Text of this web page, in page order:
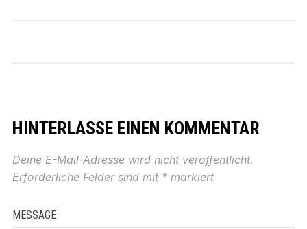
HINTERLASSE EINEN KOMMENTAR
Deine E-Mail-Adresse wird nicht veröffentlicht.
Erforderliche Felder sind mit *markiert
MESSAGE